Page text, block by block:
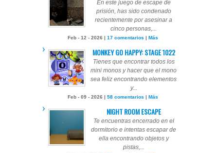
En este juego de escape de
prisión, has sido condenado
recientemente por asesinar a
cinco personas,...
Feb - 12 - 2026 | 17 comentarios Más
MONKEY GO HAPPY: STAGE 1022
Tienes que encontrar todos los
mini monos y hacer que el mono
sea feliz encontrando elementos
y...
Feb - 09 - 2026 | 58 comentarios Más
NIGHT ROOM ESCAPE
Te encuentras encerrado en el
dormitorio e intentas escapar de
ella encontrando objetos y
pistas,...